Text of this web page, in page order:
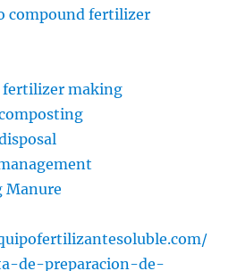
compound fertilizer
fertilizer making
Manure
de-preparacion-de-